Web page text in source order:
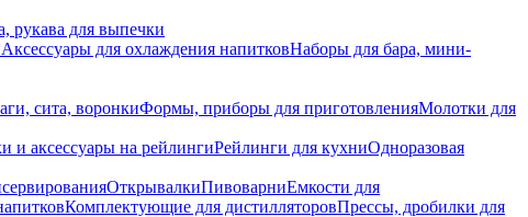
рукава для выпечки
Аксессуары для охлаждения напитковНаборы для бара, мини-
сита, воронкиФормы, приборы для приготовленияМолотки для
и аксессуары на рейлингиРейлинги для кухниОдноразовая
ОткрывалкиПивоварниЕмкости для
Комплектующие для дистилляторовПрессы, дробилки для